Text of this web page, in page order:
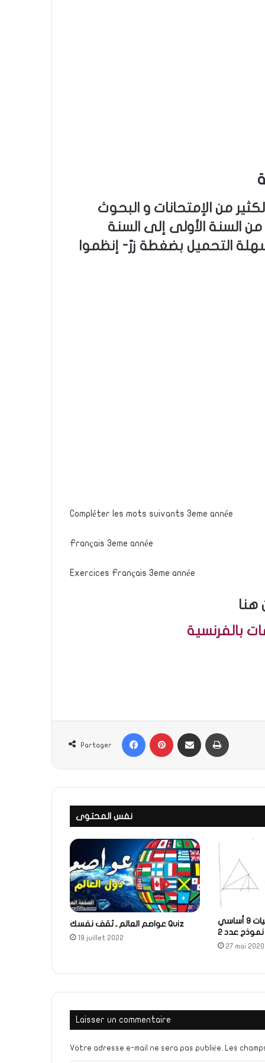
من الإمتحانات و البحوث
السنة الأولى إلى السنة
التحميل بضغطة زرّ- إنظموا
Compléter les mots suivants 3eme année
Français 3eme année
Exercices Français 3eme année
هنا
بالفرنسية
Partager
FacebookPinterestPartager par email
نفس المحتوى
عواصم العالم ـ ثقف نفسك Quiz
19 juillet 2022
فرض مراقبة عدد 4 رياضيات 9 أساسي
نموذج عدد 2
27 mai 2020
Laisser un commentaire
Votre adresse e-mail ne sera pas publiée. Les